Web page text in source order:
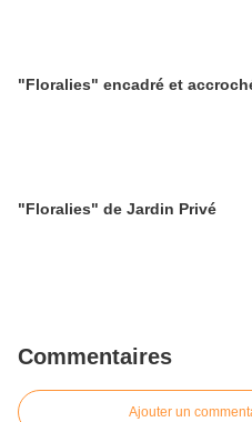
"Floralies" encadré et
"Floralies" de Jardin Privé
Commentaires
Ajouter un